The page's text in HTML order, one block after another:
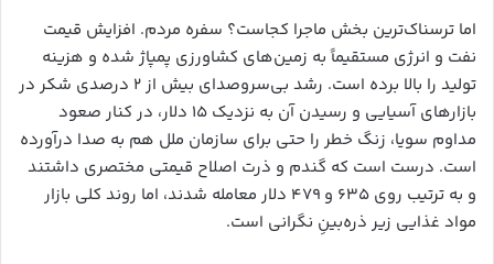
اما ترسناک‌ترین بخش ماجرا کجاست؟ سفره مردم. افزایش قیمت
نفت و انرژی مستقیماً به زمین‌های کشاورزی پمپاژ شده و هزینه
تولید را بالا برده است. رشد بی‌سروصدای بیش از ۲ درصدی شکر در
بازارهای آسیایی و رسیدن آن به نزدیک ۱۵ دلار، در کنار صعود
مداوم سویا، زنگ خطر را حتی برای سازمان ملل هم به صدا درآورده
است. درست است که گندم و ذرت اصلاح قیمتی مختصری داشتند
و به ترتیب روی ۶۳۵ و ۴۷۹ دلار معامله شدند، اما روند کلی بازار
مواد غذایی زیر ذره‌بینِ نگرانی است.